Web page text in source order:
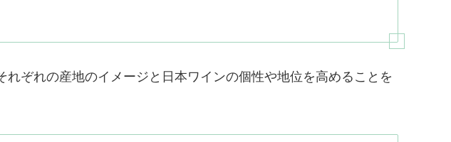
ぞれの産地のイメージと日本ワインの個性や地位を高めることを